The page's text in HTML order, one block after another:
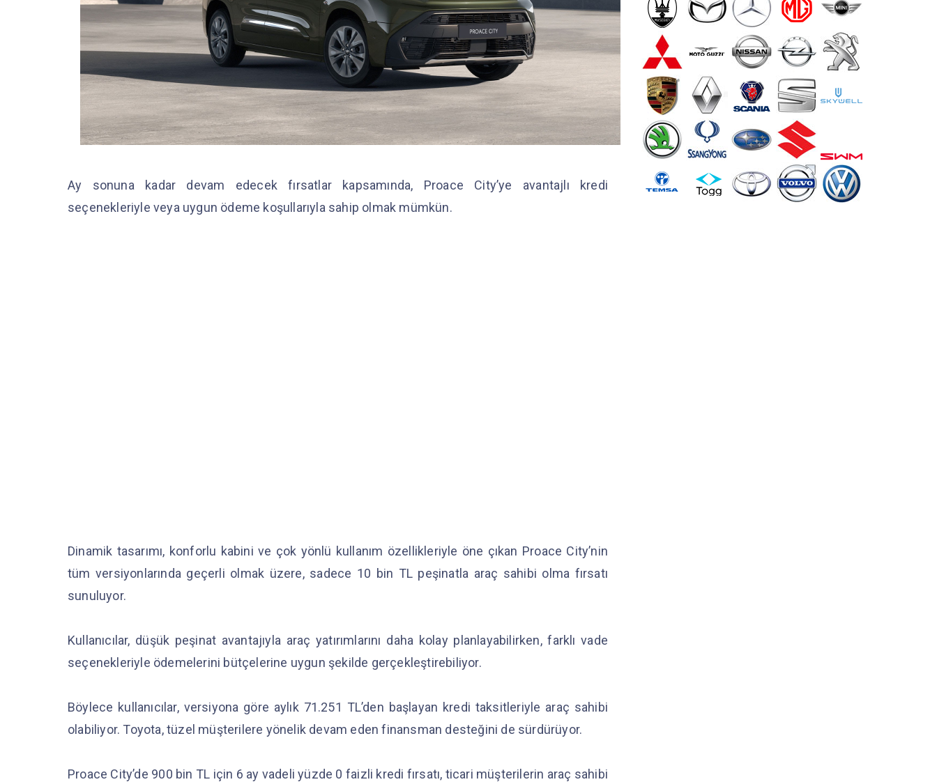
Ay sonuna kadar devam edecek fırsatlar kapsamında, Proace City’ye avantajlı kredi
seçenekleriyle veya uygun ödeme koşullarıyla sahip olmak mümkün.
Dinamik tasarımı, konforlu kabini ve çok yönlü kullanım özellikleriyle öne çıkan Proace City’nin
tüm versiyonlarında geçerli olmak üzere, sadece 10 bin TL peşinatla araç sahibi olma fırsatı
sunuluyor.
Kullanıcılar, düşük peşinat avantajıyla araç yatırımlarını daha kolay planlayabilirken, farklı vade
seçenekleriyle ödemelerini bütçelerine uygun şekilde gerçekleştirebiliyor.
Böylece kullanıcılar, versiyona göre aylık 71.251 TL’den başlayan kredi taksitleriyle araç sahibi
olabiliyor. Toyota, tüzel müşterilere yönelik devam eden finansman desteğini de sürdürüyor.
Proace City’de 900 bin TL için 6 ay vadeli yüzde 0 faizli kredi fırsatı, ticari müşterilerin araç sahibi